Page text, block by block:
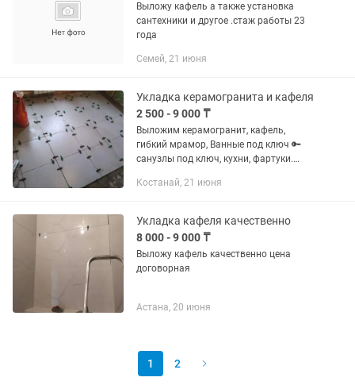
Выложу кафель а также установка
сантехники и другое .стаж работы 23
года
Семей, 21 июня
Укладка керамогранита и кафеля
2 500 - 9 000 ₸
Выложим керамогранит, кафель,
гибкий мрамор, Ванные под ключ 🔑
санузлы под ключ, кухни, фартуки.
керамогранита частично.
Костанай, 21 июня
Укладка кафеля качественно
8 000 - 9 000 ₸
Выложу кафель качественно цена
договорная
Астана, 20 июня
1 2